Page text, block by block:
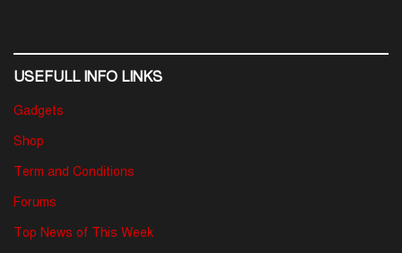
USEFULL INFO LINKS
Gadgets
Shop
Term and Conditions
Forums
Top News of This Week